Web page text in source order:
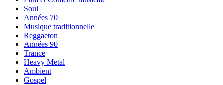
Soul
Années 70
Musique traditionnelle
Reggaeton
Années 90
Trance
Heavy Metal
Ambient
Gospel